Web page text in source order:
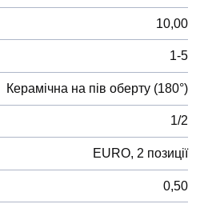
10,00
1-5
Керамічна на пів оберту (180°)
1/2
EURO, 2 позиції
0,50